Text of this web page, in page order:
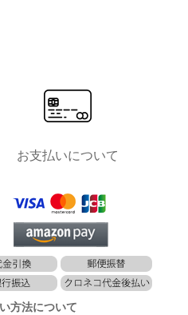
お支払いについて
方法について